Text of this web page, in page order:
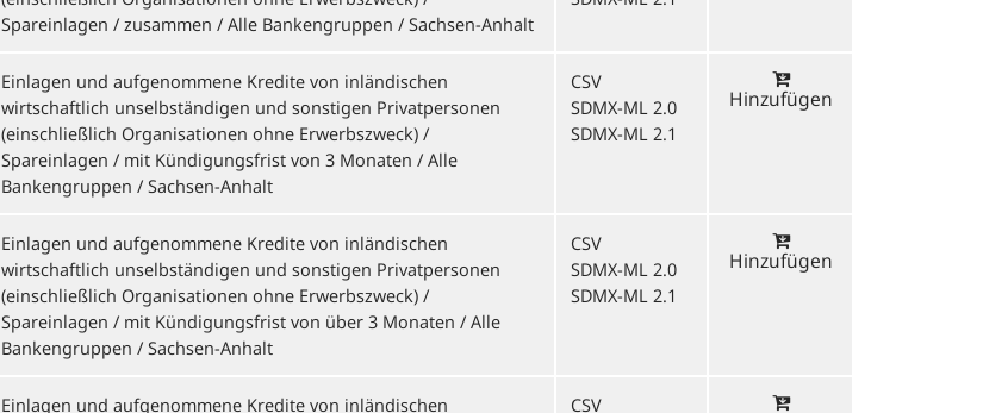
Spareinlagen / zusammen / Alle Bankengruppen / Sachsen-Anhalt
Einlagen und aufgenommene Kredite von inländischen
wirtschaftlich unselbständigen und sonstigen Privatpersonen
(einschließlich Organisationen ohne Erwerbszweck) /
Spareinlagen / mit Kündigungsfrist von 3 Monaten / Alle
Bankengruppen / Sachsen-Anhalt
CSV
SDMX-ML 2.0
SDMX-ML 2.1
Hinzufügen
Einlagen und aufgenommene Kredite von inländischen
wirtschaftlich unselbständigen und sonstigen Privatpersonen
(einschließlich Organisationen ohne Erwerbszweck) /
Spareinlagen / mit Kündigungsfrist von über 3 Monaten / Alle
Bankengruppen / Sachsen-Anhalt
CSV
SDMX-ML 2.0
SDMX-ML 2.1
Hinzufügen
Einlagen und aufgenommene Kredite von inländischen
CSV